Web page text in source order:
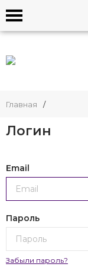
Главная /
Логин
Email
Пароль
Забыли пароль?